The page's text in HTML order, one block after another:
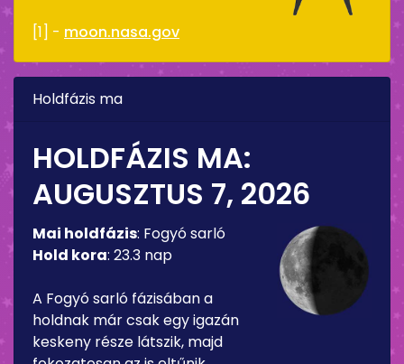
[1] - moon.nasa.gov
Holdfázis ma
HOLDFÁZIS MA:
AUGUSZTUS 7, 2026
Mai holdfázis: Fogyó sarló
Hold kora: 23.3 nap
A Fogyó sarló fázisában a
holdnak már csak egy igazán
keskeny része látszik, majd